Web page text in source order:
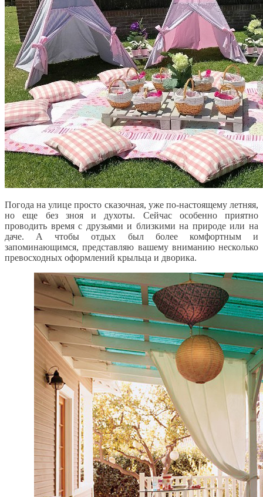
Погода на улице просто сказочная, уже по-настоящему летняя,
но еще без зноя и духоты. Сейчас особенно приятно
проводить время с друзьями и близкими на природе или на
даче. А чтобы отдых был более комфортным и
запоминающимся, представляю вашему вниманию несколько
превосходных оформлений крыльца и дворика.